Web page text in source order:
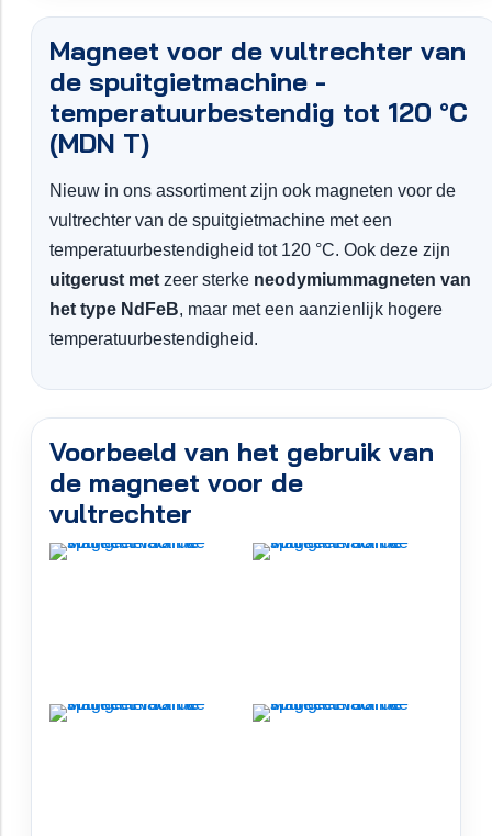
Magneet voor de vultrechter van
de spuitgietmachine -
temperatuurbestendig tot 120 °C
(MDN T)
Nieuw in ons assortiment zijn ook magneten voor de
vultrechter van de spuitgietmachine met een
temperatuurbestendigheid tot 120 °C. Ook deze zijn
uitgerust met zeer sterke neodymiummagneten van
het type NdFeB, maar met een aanzienlijk hogere
temperatuurbestendigheid.
Voorbeeld van het gebruik van
de magneet voor de
vultrechter